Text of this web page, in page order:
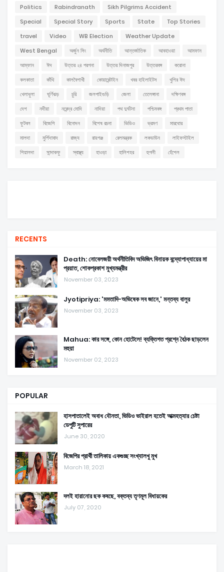
Politics Rabindranath
Sikh Pilgrims Accident
Special
Special Story Sports State
Top Stories
travel
Video WB Election
Weather Update
West Bengal
অর্জুন সিং অর্থনীতি আন্তর্জাতিক আবহাওয়া
আমফান
আম্ফান
ঈদ উত্তর ২৪ পরগনা উত্তর দিনাজপুর উত্তরবঙ্গ
করোনা
কলকাতা
কাঁথি কালবৈশাখী কোয়ারেন্টাইন খবর হাইলাইটস
খুশির ঈদ
খেলাধুলা
ঘূর্ণিঝড় চুরি জলপাইগুড়ি জেলা তেলেঙ্গানা
দক্ষিণবঙ্গ
দেশ
নদীয়া নরেন্দ্র মোদি নাদিয়া পথ দুর্ঘটনা পশ্চিমবঙ্গ
প্রথম পাতা
ফুটবল
বিজেপি বিনোদন বিশেষ রচনা ভিডিও ভ্রমণ
মারধোর
মালদা
মুর্শিদাবাদ রাজ্য রায়গঞ্জ রেলমন্ত্রক লকডাউন
লাইফস্টাইল
শিয়ালদা
সান্দাকফু স্বাস্থ্য হাওড়া হালিশহর হুগলী হেঁশেল
RECENTS
Death: নোবেলজয়ী অর্থনীতিবিদ অভিজিৎ বিনায়ক বন্দ্যোপাধ্যায়ের মা
প্রয়াত, শোকপ্রকাশ মুখ্যমন্ত্রীর
November 03, 2023
Jyotipriya: 'মমতাদি-অভিষেক সব জানে,' মন্তব্য বালুর
November 03, 2023
Mahua: কার সঙ্গে, কোন হোটেলে! ব্যক্তিগত প্রশ্নে বৈঠক ছাড়লেন
মহুয়া
November 02, 2023
POPULAR
হাসপাতালেই অবাধ যৌনতা, ভিডিও ভাইরাল হতেই আত্মহত্যার চেষ্টা
ডেপুটি সুপারের
June 30, 2020
বিজেপির প্রার্থী তালিকায় একগুচ্ছ সংখ্যালখু মুখ
March 18, 2021
দলই হারানোর ছক কষছে, বক্তব্য তৃণমূল বিধায়কের
July 07, 2020